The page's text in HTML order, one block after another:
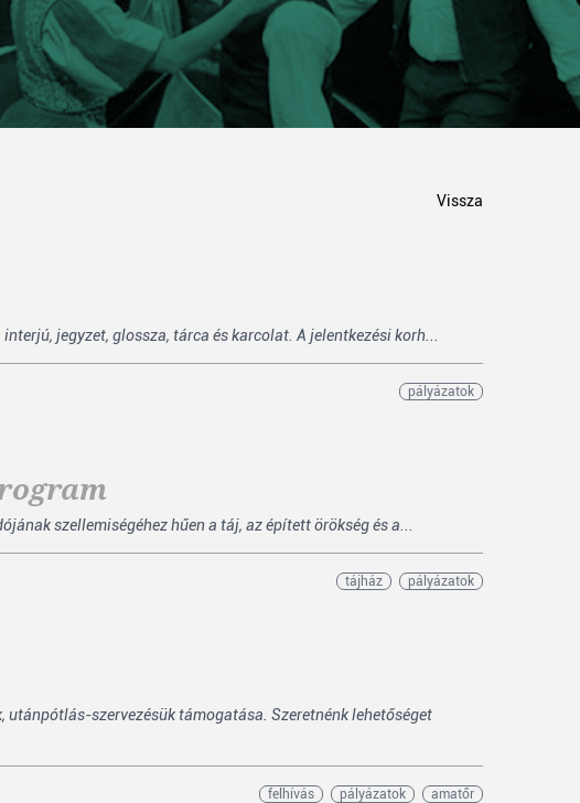
Vissza
jegyzet, glossza, tárca és karcolat. A jelentkezési korh...
pályázatok
szellemiségéhez hűen a táj, az épített örökség és a...
tájház pályázatok
utánpótlás-szervezésük támogatása. Szeretnénk lehetőséget
felhívás pályázatok amatőr